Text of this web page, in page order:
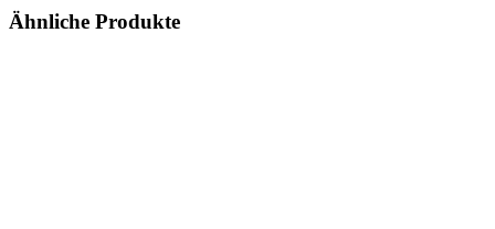
Ähnliche Produkte